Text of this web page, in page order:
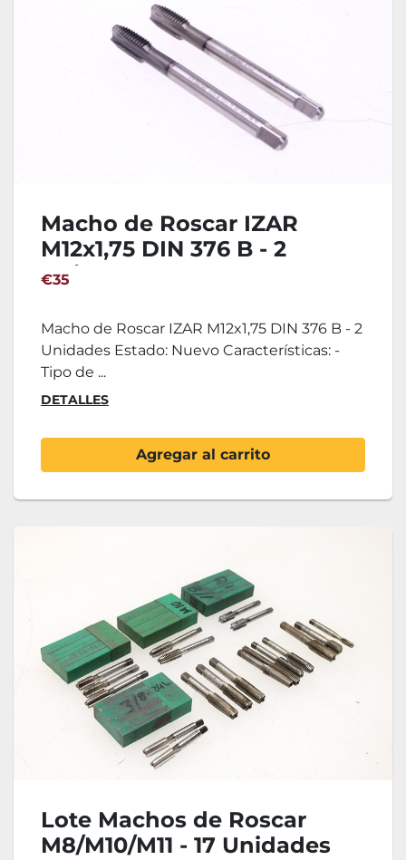
Macho de Roscar IZAR
M12x1,75 DIN 376 B - 2
Unidades
€35
Macho de Roscar IZAR M12x1,75 DIN 376 B - 2
Unidades Estado: Nuevo Características: -
Tipo de ...
DETALLES
Agregar al carrito
Lote Machos de Roscar
M8/M10/M11 - 17 Unidades